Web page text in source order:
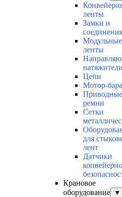
ленты
Замки и
соединения
Модульные
ленты
натяжители
Цепи
Мотор-
Приводные
ремни
Сетки
для
лент
Датчики
Крановое
оборудование
▼